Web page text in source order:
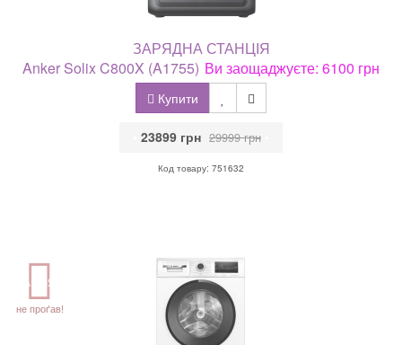
ЗАРЯДНА СТАНЦІЯ
Anker Solix C800X (A1755) Ви заощаджуєте: 6100 грн
Купити
23899 грн 29999 грн
Код товару: 751632
АКЦІЯ
не проґав!